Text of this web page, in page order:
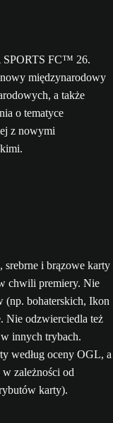
SPORTS FC™ 26.
międzynarodowy
a także
o tematyce
z nowymi
srebrne i brązowe karty
chwili premiery. Nie
bohaterskich, Ikon
Nie odzwierciedla też
innych trybach.
według oceny OGL, a
zależności od
karty).